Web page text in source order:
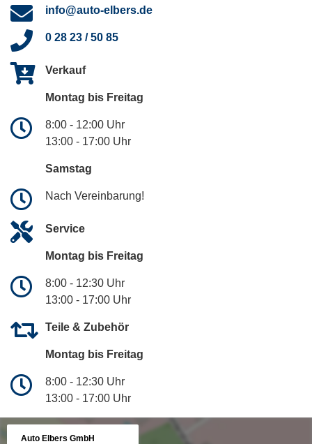
info@auto-elbers.de
0 28 23 / 50 85
Verkauf
Montag bis Freitag
8:00 - 12:00 Uhr
13:00 - 17:00 Uhr
Samstag
Nach Vereinbarung!
Service
Montag bis Freitag
8:00 - 12:30 Uhr
13:00 - 17:00 Uhr
Teile & Zubehör
Montag bis Freitag
8:00 - 12:30 Uhr
13:00 - 17:00 Uhr
Auto Elbers GmbH